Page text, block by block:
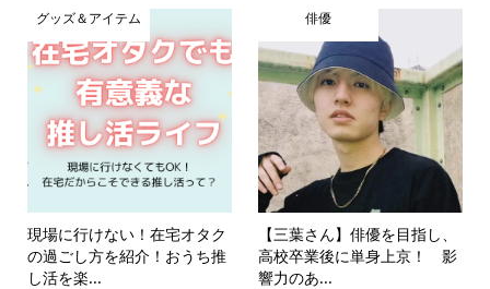
グッズ＆アイテム
現場に行けない！在宅オタク
の過ごし方を紹介！おうち推
し活を楽...
俳優
【三葉さん】俳優を目指し、
高校卒業後に単身上京！ 影
響力のあ...